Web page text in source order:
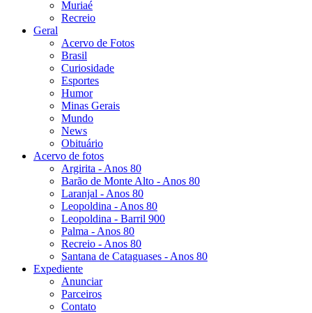
Muriaé
Recreio
Geral
Acervo de Fotos
Brasil
Curiosidade
Esportes
Humor
Minas Gerais
Mundo
News
Obituário
Acervo de fotos
Argirita - Anos 80
Barão de Monte Alto - Anos 80
Laranjal - Anos 80
Leopoldina - Anos 80
Leopoldina - Barril 900
Palma - Anos 80
Recreio - Anos 80
Santana de Cataguases - Anos 80
Expediente
Anunciar
Parceiros
Contato